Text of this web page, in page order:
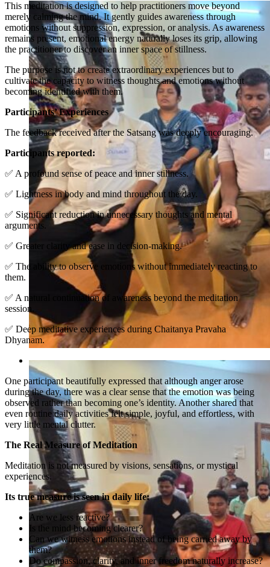
This meditation is designed to help practitioners move beyond
merely calming the mind. It gently guides awareness through
emotions without suppression, expression, or analysis. As awareness
remains present, emotional energy naturally loses its grip, allowing
the practitioner to discover an inner space of stillness.
The purpose is not to create extraordinary experiences but to
cultivate the capacity to witness thoughts and emotions without
becoming identified with them.
Participants’ Experiences
The feedback received after the Satsang was deeply encouraging.
Participants reported:
✅ A profound sense of peace and inner stillness.
✅ Lightness in body and mind throughout the day.
✅ Significant reduction in unnecessary thoughts and mental
arguments.
✅ Greater clarity and ease in decision-making.
✅ The ability to observe emotions without immediately reacting to
them.
✅ A natural continuation of awareness beyond the meditation
session.
✅ Deep meditative experiences during Chaitanya Pravaha
Dhyanam.
One participant beautifully expressed that although anger arose
during the day, there was a clear sense that the emotion was being
observed rather than becoming one’s identity. Another shared that
even routine daily activities felt simple, joyful, and effortless, with
very little mental clutter.
The Real Measure of Meditation
Meditation is not measured by visions, sensations, or mystical
experiences.
Its true measure is seen in daily life:
Are we less reactive?
Is the mind becoming clearer?
Can we witness emotions instead of being carried away by
them?
Do compassion, clarity, and inner freedom naturally increase?